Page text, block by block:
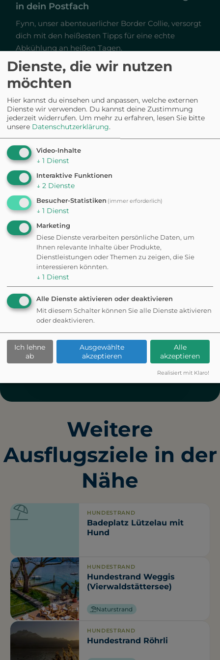
in dein Postfach
Fynn, unser abenteuerlicher Border Collie, versorgt
dich mit den heißesten Tipps für eine echte
Abkühlung an heißen Tagen.
Jetzt kostenlos sichern
Ich bin einverstanden, gelegentlich E-Mails von
Daten werden anBrevo
Datenschutzrichtlinien.
Weitere
Ausflugsziele in der
Nähe
HUNDESTRAND
Badeplatz Lützelau mit
Hund
HUNDESTRAND
Hundestrand Weggis
(Vierwaldstättersee)
Naturstrand
HUNDESTRAND
Hundestrand Röhrli
Dienste, die wir nutzen
möchten
Hier kannst du einsehen und anpassen, welche externen
Dienste wir verwenden. Du kannst deine Zustimmung
jederzeit widerrufen. Um mehr zu erfahren, lesen Sie bitte
unsere Datenschutzerklärung.
Video-Inhalte
↓ 1 Dienst
Interaktive Funktionen
↓ 2 Dienste
Besucher-Statistiken (immer erforderlich)
↓ 1 Dienst
Marketing
Diese Dienste verarbeiten persönliche Daten, um
Ihnen relevante Inhalte über Produkte,
Dienstleistungen oder Themen zu zeigen, die Sie
interessieren könnten.
↓ 1 Dienst
Alle Dienste aktivieren oder deaktivieren
Mit diesem Schalter können Sie alle Dienste aktivieren
oder deaktivieren.
Ich lehne
ab
Ausgewählte
akzeptieren
Alle
akzeptieren
Realisiert mit Klaro!